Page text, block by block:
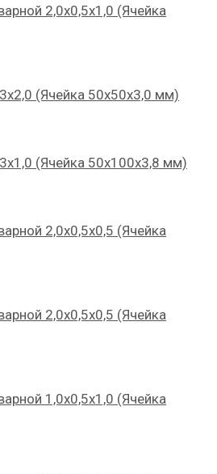
2,0х0,5х1,0 (Ячейка
(Ячейка 50х50х3,0 мм)
(Ячейка 50х100х3,8 мм)
2,0х0,5х0,5 (Ячейка
2,0х0,5х0,5 (Ячейка
1,0х0,5х1,0 (Ячейка